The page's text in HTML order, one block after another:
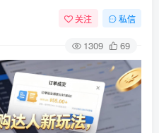
关注 私信
1309 69